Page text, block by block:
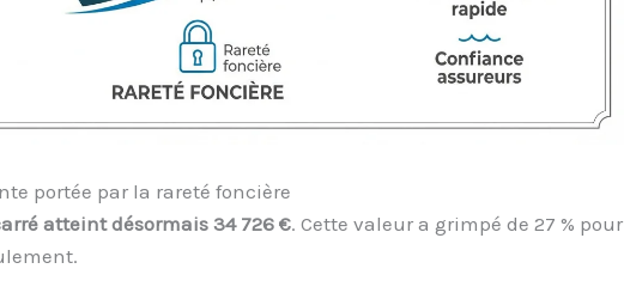
portée par la rareté foncière
atteint désormais 34 726 €. Cette valeur a grimpé de 27 % pour